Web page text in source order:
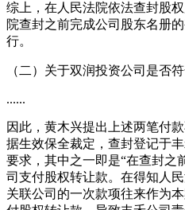
综上，在人民法院依法查封股
院查封之前完成公司股东名册
行。
（二）关于双润投资公司是否
......
因此，黄木兴提出上述两笔付
据生效保全裁定，查封登记于
要求，其中之一即是“在查封之
司支付股权转让款。在得知人
关联公司的一次款项往来作为